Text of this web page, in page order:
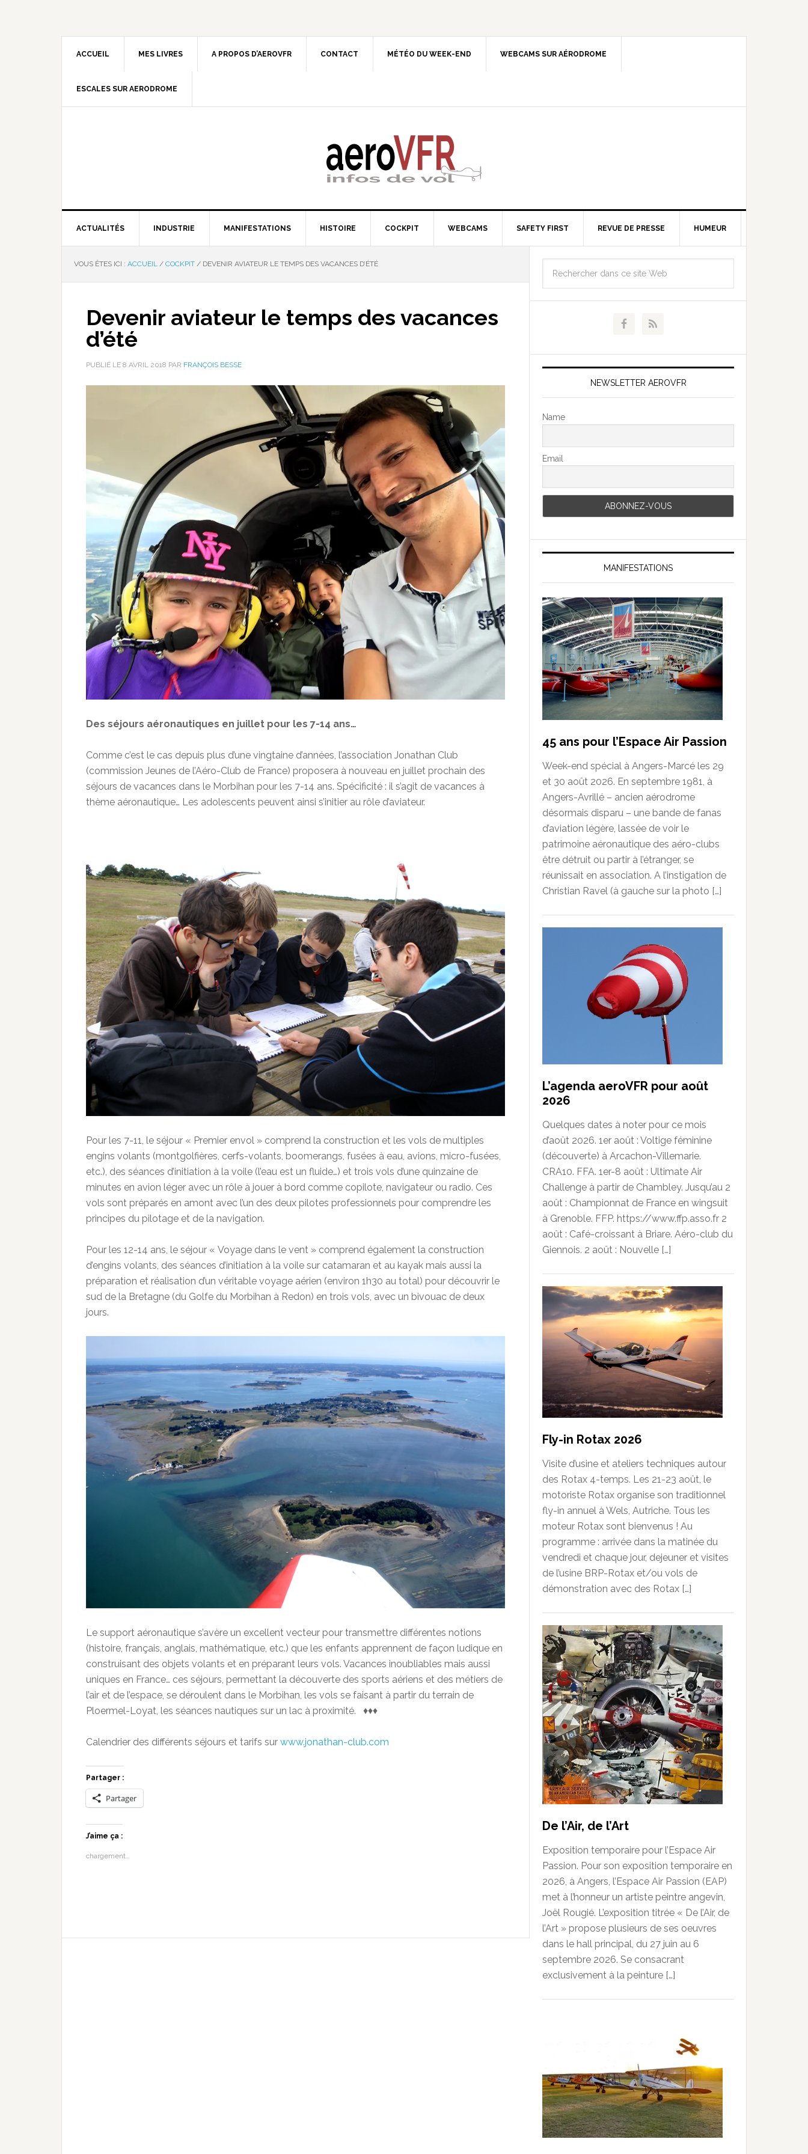
ACCUEIL MES LIVRES A PROPOS D’AEROVFR CONTACT MÉTÉO DU WEEK-END WEBCAMS SUR AÉRODROME
ESCALES SUR AERODROME
ACTUALITÉS INDUSTRIE MANIFESTATIONS HISTOIRE COCKPIT WEBCAMS SAFETY FIRST REVUE DE PRESSE HUMEUR
VOUS ÊTES ICI : ACCUEIL / COCKPIT / DEVENIR AVIATEUR LE TEMPS DES VACANCES D’ÉTÉ
Devenir aviateur le temps des vacances
d’été
PUBLIÉ LE 8 AVRIL 2018 PAR FRANÇOIS BESSE
Des séjours aéronautiques en juillet pour les 7-14 ans…
Comme c’est le cas depuis plus d’une vingtaine d’années, l’association Jonathan Club
(commission Jeunes de l’Aéro-Club de France) proposera à nouveau en juillet prochain des
séjours de vacances dans le Morbihan pour les 7-14 ans. Spécificité : il s’agit de vacances à
thème aéronautique… Les adolescents peuvent ainsi s’initier au rôle d’aviateur.
Pour les 7-11, le séjour « Premier envol » comprend la construction et les vols de multiples
engins volants (montgolfières, cerfs-volants, boomerangs, fusées à eau, avions, micro-fusées,
etc.), des séances d’initiation à la voile (l’eau est un fluide…) et trois vols d’une quinzaine de
minutes en avion léger avec un rôle à jouer à bord comme copilote, navigateur ou radio. Ces
vols sont préparés en amont avec l’un des deux pilotes professionnels pour comprendre les
principes du pilotage et de la navigation.
Pour les 12-14 ans, le séjour « Voyage dans le vent » comprend également la construction
d’engins volants, des séances d’initiation à la voile sur catamaran et au kayak mais aussi la
préparation et réalisation d’un véritable voyage aérien (environ 1h30 au total) pour découvrir le
sud de la Bretagne (du Golfe du Morbihan à Redon) en trois vols, avec un bivouac de deux
jours.
Le support aéronautique s’avère un excellent vecteur pour transmettre différentes notions
(histoire, français, anglais, mathématique, etc.) que les enfants apprennent de façon ludique en
construisant des objets volants et en préparant leurs vols. Vacances inoubliables mais aussi
uniques en France… ces séjours, permettant la découverte des sports aériens et des métiers de
l’air et de l’espace, se déroulent dans le Morbihan, les vols se faisant à partir du terrain de
Ploermel-Loyat, les séances nautiques sur un lac à proximité. ♦♦♦
Calendrier des différents séjours et tarifs sur www.jonathan-club.com
Partager :
Partager
J’aime ça :
chargement…
NEWSLETTER AEROVFR
Name
Email
MANIFESTATIONS
45 ans pour l’Espace Air Passion
Week-end spécial à Angers-Marcé les 29
et 30 août 2026. En septembre 1981, à
Angers-Avrillé – ancien aérodrome
désormais disparu – une bande de fanas
d’aviation légère, lassée de voir le
patrimoine aéronautique des aéro-clubs
être détruit ou partir à l’étranger, se
réunissait en association. A l’instigation de
Christian Ravel (à gauche sur la photo […]
L’agenda aeroVFR pour août
2026
Quelques dates à noter pour ce mois
d’août 2026. 1er août : Voltige féminine
(découverte) à Arcachon-Villemarie.
CRA10. FFA. 1er-8 août : Ultimate Air
Challenge à partir de Chambley. Jusqu’au 2
août : Championnat de France en wingsuit
à Grenoble. FFP. https://www.ffp.asso.fr 2
août : Café-croissant à Briare. Aéro-club du
Giennois. 2 août : Nouvelle […]
Fly-in Rotax 2026
Visite d’usine et ateliers techniques autour
des Rotax 4-temps. Les 21-23 août, le
motoriste Rotax organise son traditionnel
fly-in annuel à Wels, Autriche. Tous les
moteur Rotax sont bienvenus ! Au
programme : arrivée dans la matinée du
vendredi et chaque jour, dejeuner et visites
de l’usine BRP-Rotax et/ou vols de
démonstration avec des Rotax […]
De l’Air, de l’Art
Exposition temporaire pour l’Espace Air
Passion. Pour son exposition temporaire en
2026, à Angers, l’Espace Air Passion (EAP)
met à l’honneur un artiste peintre angevin,
Joël Rougié. L’exposition titrée « De l’Air, de
l’Art » propose plusieurs de ses oeuvres
dans le hall principal, du 27 juin au 6
septembre 2026. Se consacrant
exclusivement à la peinture […]